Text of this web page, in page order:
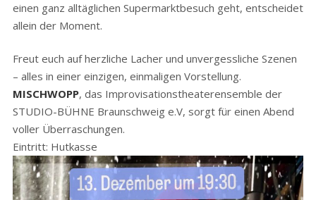
einen ganz alltäglichen Supermarktbesuch geht, entscheidet
allein der Moment.
Freut euch auf herzliche Lacher und unvergessliche Szenen
– alles in einer einzigen, einmaligen Vorstellung.
MISCHWOPP, das Improvisationstheaterensemble der
STUDIO-BÜHNE Braunschweig e.V, sorgt für einen Abend
voller Überraschungen.
Eintritt: Hutkasse